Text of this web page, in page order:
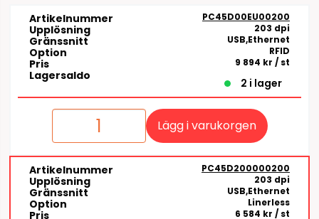
Artikelnummer PC45D00EU00200
Upplösning 203 dpi
Gränssnitt USB,Ethernet
Option RFID
Pris 9 894 kr / st
Lagersaldo
2 i lager
Lägg i varukorgen
Artikelnummer PC45D200000200
Upplösning 203 dpi
Gränssnitt USB,Ethernet
Option Linerless
Pris 6 584 kr / st